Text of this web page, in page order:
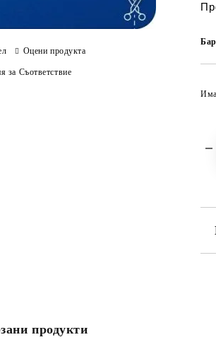
Оцени продукта
за Съответствие
продукти